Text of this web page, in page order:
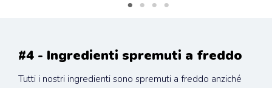
#4 - Ingredienti spremuti a freddo
Tutti i nostri ingredienti sono spremuti a freddo anziché